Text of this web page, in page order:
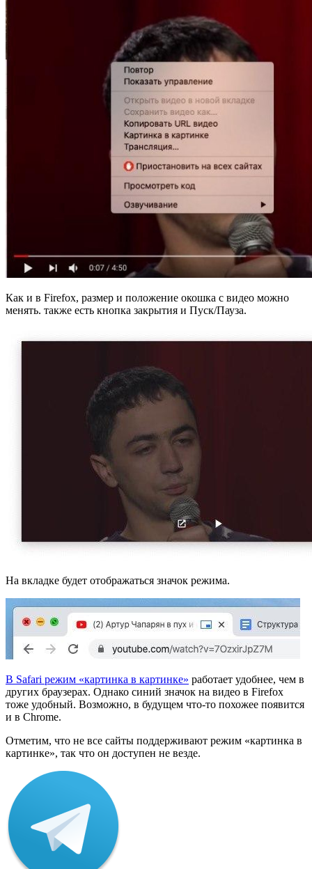
Как и в Firefox, размер и положение окошка с видео можно
менять. также есть кнопка закрытия и Пуск/Пауза.
На вкладке будет отображаться значок режима.
В Safari режим «картинка в картинке» работает удобнее, чем в
других браузерах. Однако синий значок на видео в Firefox
тоже удобный. Возможно, в будущем что-то похожее появится
и в Chrome.
Отметим, что не все сайты поддерживают режим «картинка в
картинке», так что он доступен не везде.